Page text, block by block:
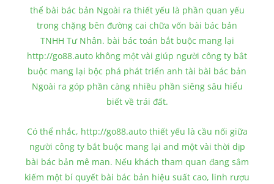
thể bài bác bản Ngoài ra thiết yếu là phần quan yếu
trong chặng bên đường cai chữa vốn bài bác bản
TNHH Tư Nhân. bài bác toán bắt buộc mang lại
http://go88.auto không một vài giúp người công ty bắt
buộc mang lại bộc phá phát triển anh tài bài bác bản
Ngoài ra góp phần càng nhiều phần siêng sâu hiểu
biết về trái đất.
Có thể nhắc, http://go88.auto thiết yếu là cầu nối giữa
người công ty bắt buộc mang lại and một vài thời dịp
bài bác bản mê man. Nếu khách tham quan đang sắm
kiếm một bí quyết bài bác bản hiệu suất cao, linh rượu